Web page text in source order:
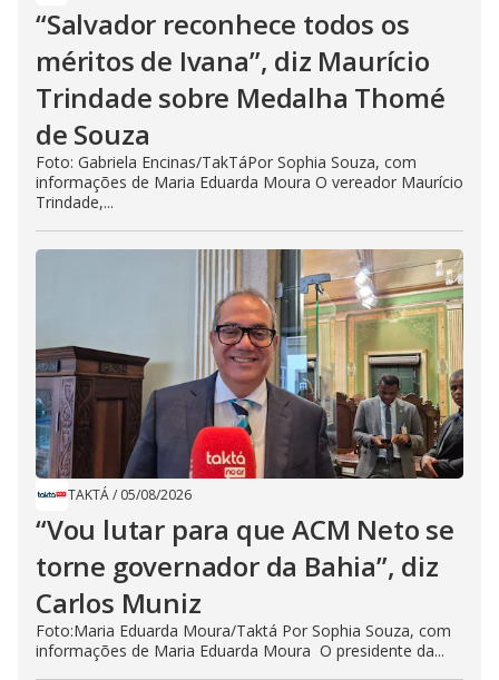
“Salvador reconhece todos os
méritos de Ivana”, diz Maurício
Trindade sobre Medalha Thomé
de Souza
Foto: Gabriela Encinas/TakTáPor Sophia Souza, com
informações de Maria Eduarda Moura O vereador Maurício
Trindade,...
TAKTÁ/ 05/08/2026
“Vou lutar para que ACM Neto se
torne governador da Bahia”, diz
Carlos Muniz
Foto:Maria Eduarda Moura/Taktá Por Sophia Souza, com
informações de Maria Eduarda Moura O presidente da...